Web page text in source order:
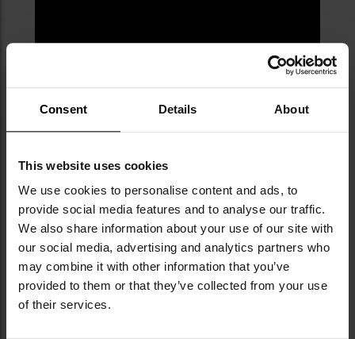
Consent Details About
This website uses cookies
We use cookies to personalise content and ads, to
provide social media features and to analyse our traffic.
We also share information about your use of our site with
our social media, advertising and analytics partners who
may combine it with other information that you’ve
provided to them or that they’ve collected from your use
of their services.